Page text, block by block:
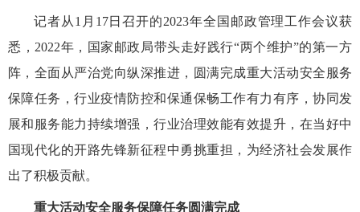
记者从1月17日召开的2023年全国邮政管理工作会议获
悉，2022年，国家邮政局带头走好践行“两个维护”的第一方
阵，全面从严治党向纵深推进，圆满完成重大活动安全服务
保障任务，行业疫情防控和保通保畅工作有力有序，协同发
展和服务能力持续增强，行业治理效能有效提升，在当好中
国现代化的开路先锋新征程中勇挑重担，为经济社会发展作
出了积极贡献。
重大活动安全服务保障任务圆满完成